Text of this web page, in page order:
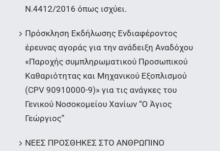
Ν.4412/2016 όπως ισχύει.
Πρόσκληση Εκδήλωσης Ενδιαφέροντος
έρευνας αγοράς για την ανάδειξη Αναδόχου
«Παροχής συμπληρωματικού Προσωπικού
Καθαριότητας και Μηχανικού Εξοπλισμού
(CPV 90910000-9)» για τις ανάγκες του
Γενικού Νοσοκομείου Χανίων “Ο Άγιος
Γεώργιος”
ΝΕΕΣ ΠΡΟΣΘΗΚΕΣ ΣΤΟ ΑΝΘΡΩΠΙΝΟ